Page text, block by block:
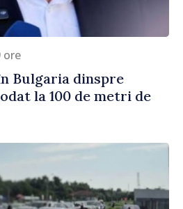
ore
Bulgaria dinspre
la 100 de metri de